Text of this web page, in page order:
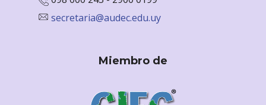
secretaria@audec.edu.uy
Miembro de